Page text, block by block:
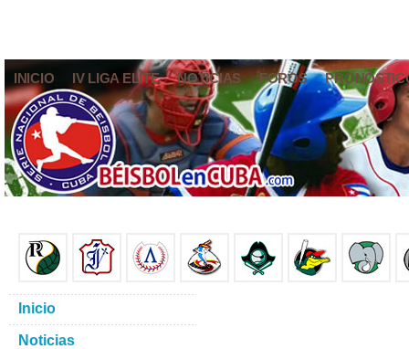
INICIO IV LIGA ELITE NOTICIAS FOROS
Inicio
Noticias